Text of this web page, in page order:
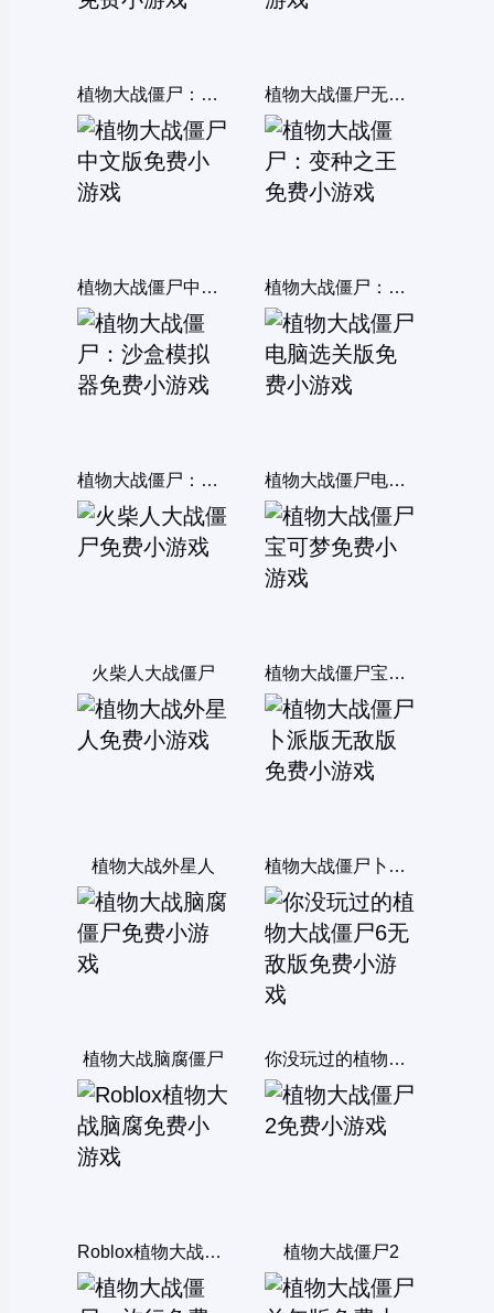
植物大战僵尸：融合变种 植物大战僵尸无敌版
植物大战僵尸中文版 植物大战僵尸：变种之王
植物大战僵尸：沙盒模拟器 植物大战僵尸电脑选关版
火柴人大战僵尸 植物大战僵尸宝可梦
植物大战外星人 植物大战僵尸卜派版无敌版
植物大战脑腐僵尸 你没玩过的植物大战僵尸6无敌版
Roblox植物大战脑腐 植物大战僵尸2